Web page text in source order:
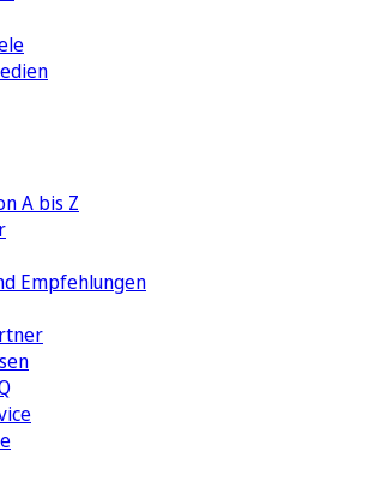
A bis Z
Empfehlungen